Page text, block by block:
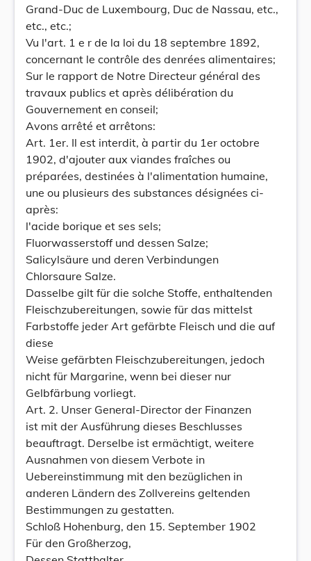
Grand-Duc de Luxembourg, Duc de Nassau, etc.,
etc., etc.;
Vu l'art. 1 e r de la loi du 18 septembre 1892,
concernant le contrôle des denrées alimentaires;
Sur le rapport de Notre Directeur général des
travaux publics et après délibération du
Gouvernement en conseil;
Avons arrêté et arrêtons:
Art. 1er. Il est interdit, à partir du 1er octobre
1902, d'ajouter aux viandes fraîches ou
préparées, destinées à l'alimentation humaine,
une ou plusieurs des substances désignées ci-
après:
l'acide borique et ses sels;
Fluorwasserstoff und dessen Salze;
Salicylsäure und deren Verbindungen
Chlorsaure Salze.
Dasselbe gilt für die solche Stoffe, enthaltenden
Fleischzubereitungen, sowie für das mittelst
Farbstoffe jeder Art gefärbte Fleisch und die auf
diese
Weise gefärbten Fleischzubereitungen, jedoch
nicht für Margarine, wenn bei dieser nur
Gelbfärbung vorliegt.
Art. 2. Unser General-Director der Finanzen
ist mit der Ausführung dieses Beschlusses
beauftragt. Derselbe ist ermächtigt, weitere
Ausnahmen von diesem Verbote in
Uebereinstimmung mit den bezüglichen in
anderen Ländern des Zollvereins geltenden
Bestimmungen zu gestatten.
Schloß Hohenburg, den 15. September 1902
Für den Großherzog,